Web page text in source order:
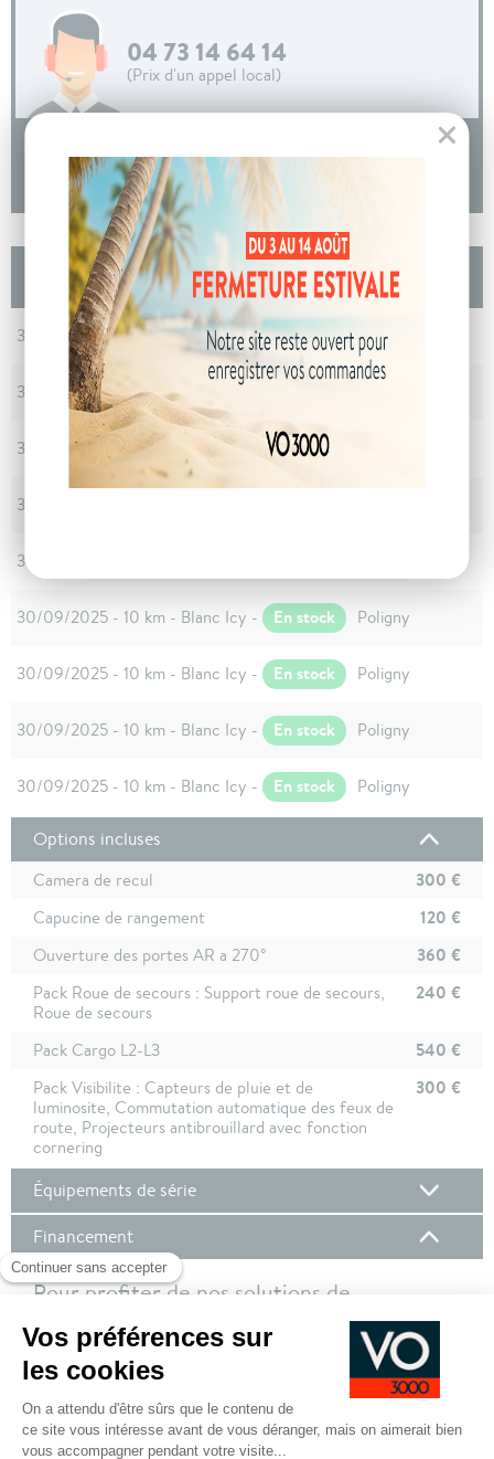
04 73 14 64 14
(Prix d'un appel local)
DEMANDE D'INFORMATIONS
Les autres Peugeot BOXER FOURGON
Nouveau FGN 3.5 T L2H2 140 S&S BVM6
30/09/2025 - 10 km - Blanc Icy - En stock Poligny
30/09/2025 - 10 km - Blanc Icy -
30/09/2025 - 10 km - Blanc Icy - En stock
30/09/2025 - 10 km - Blanc Icy -
30/09/2025 - 10 km - Blanc Icy -
30/09/2025 - 10 km - Blanc Icy - En stock Poligny
30/09/2025 - 10 km - Blanc Icy - En stock Poligny
30/09/2025 - 10 km - Blanc Icy - En stock Poligny
30/09/2025 - 10 km - Blanc Icy - En stock Poligny
Options incluses
Camera de recul 300 €
Capucine de rangement 120 €
Ouverture des portes AR a 270° 360 €
Pack Roue de secours : Support roue de secours,
Roue de secours
240 €
Pack Cargo L2-L3 540 €
Pack Visibilite : Capteurs de pluie et de
luminosite, Commutation automatique des feux de
route, Projecteurs antibrouillard avec fonction
cornering
300 €
Équipements de série
Financement
Pour profiter de nos solutions de
financement, nous vous invitons à vous
connecter à votre compte client !
Pour plus de de détails sur nos offres de financement,
cliquez ici